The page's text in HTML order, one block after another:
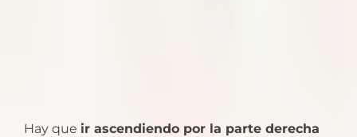
Hay que ir ascendiendo por la parte derecha